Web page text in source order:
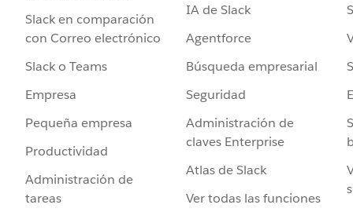
Slack en comparación
con Correo electrónico
Slack o Teams
Empresa
Pequeña empresa
Productividad
Administración de
tareas
IA de Slack
Agentforce
Búsqueda empresarial
Seguridad
Administración de
claves Enterprise
Atlas de Slack
Ver todas las funciones